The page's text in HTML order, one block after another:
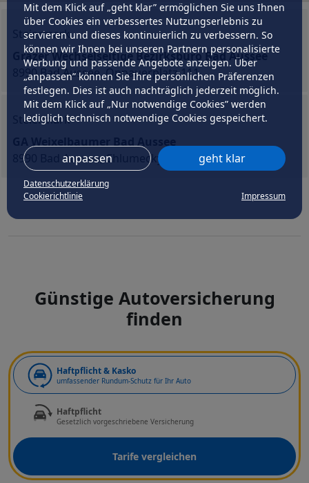
Mit dem Klick auf „geht klar” ermöglichen Sie uns Ihnen
über Cookies ein verbessertes Nutzungserlebnis zu
servieren und dieses kontinuierlich zu verbessern. So
können wir Ihnen bei unseren Partnern personalisierte
Werbung und passende Angebote anzeigen. Über
„anpassen” können Sie Ihre persönlichen Präferenzen
festlegen. Dies ist auch nachträglich jederzeit möglich.
Mit dem Klick auf „Nur notwendige Cookies” werden
lediglich technisch notwendige Cookies gespeichert.
anpassen geht klar
Datenschutzerklärung
Cookierichtlinie
Impressum
Steiermark
Grazer Wechselseitige Bezirksbüro Bad Aussee
8990 Bad Aussee, Oppauerplatz 111
Steiermark
8990 Bad Aussee, Chlumeckyplatz 3
Günstige Autoversicherung
finden
Haftpflicht & Kasko
umfassender Rundum-Schutz für Ihr Auto
Haftpflicht
Gesetzlich vorgeschriebene Versicherung
Tarife vergleichen